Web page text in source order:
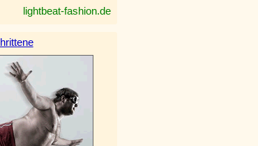
lightbeat-fashion.de